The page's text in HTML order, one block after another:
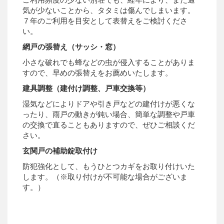
気が少ないことから、タタミは傷んでしまいます。
７年のご利用を目安として表替えをご検討くださ
い。
網戸の張替え（サッシ・窓）
小さな破れでも蜂などの虫が侵入することがありま
すので、早めの張替えをお薦めいたします。
建具調整（建付け調整、戸車交換等）
湿気などによりドアや引き戸などの建付けが悪くな
ったり、雨戸の動きが鈍い場合、簡単な調整や戸車
の交換で直ることもありますので、ぜひご相談くだ
さい。
玄関戸の補助錠取付け
防犯強化として、もうひとつカギをお取り付けいた
します。（※取り付けが不可能な場合がございま
す。）